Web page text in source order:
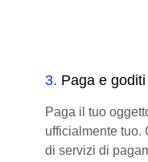
3. Paga e
Paga il tuo
ufficialmente tuo.
di servizi di